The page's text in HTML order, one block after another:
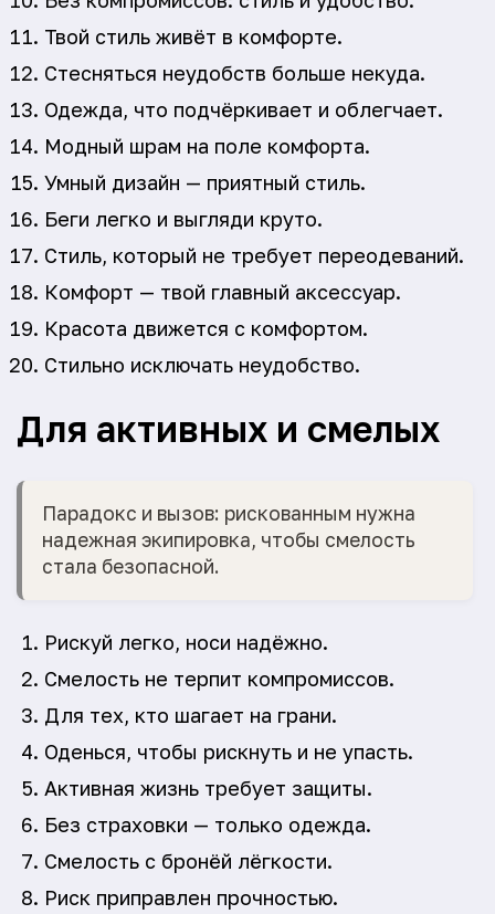
Твой стиль живёт в комфорте.
Стесняться неудобств больше некуда.
Одежда, что подчёркивает и облегчает.
Модный шрам на поле комфорта.
Умный дизайн — приятный стиль.
Беги легко и выгляди круто.
Стиль, который не требует переодеваний.
Комфорт — твой главный аксессуар.
Красота движется с комфортом.
Стильно исключать неудобство.
Для активных и смелых
Парадокс и вызов: рискованным нужна
надежная экипировка, чтобы смелость
стала безопасной.
Рискуй легко, носи надёжно.
Смелость не терпит компромиссов.
Для тех, кто шагает на грани.
Оденься, чтобы рискнуть и не упасть.
Активная жизнь требует защиты.
Без страховки — только одежда.
Смелость с бронёй лёгкости.
Риск приправлен прочностью.